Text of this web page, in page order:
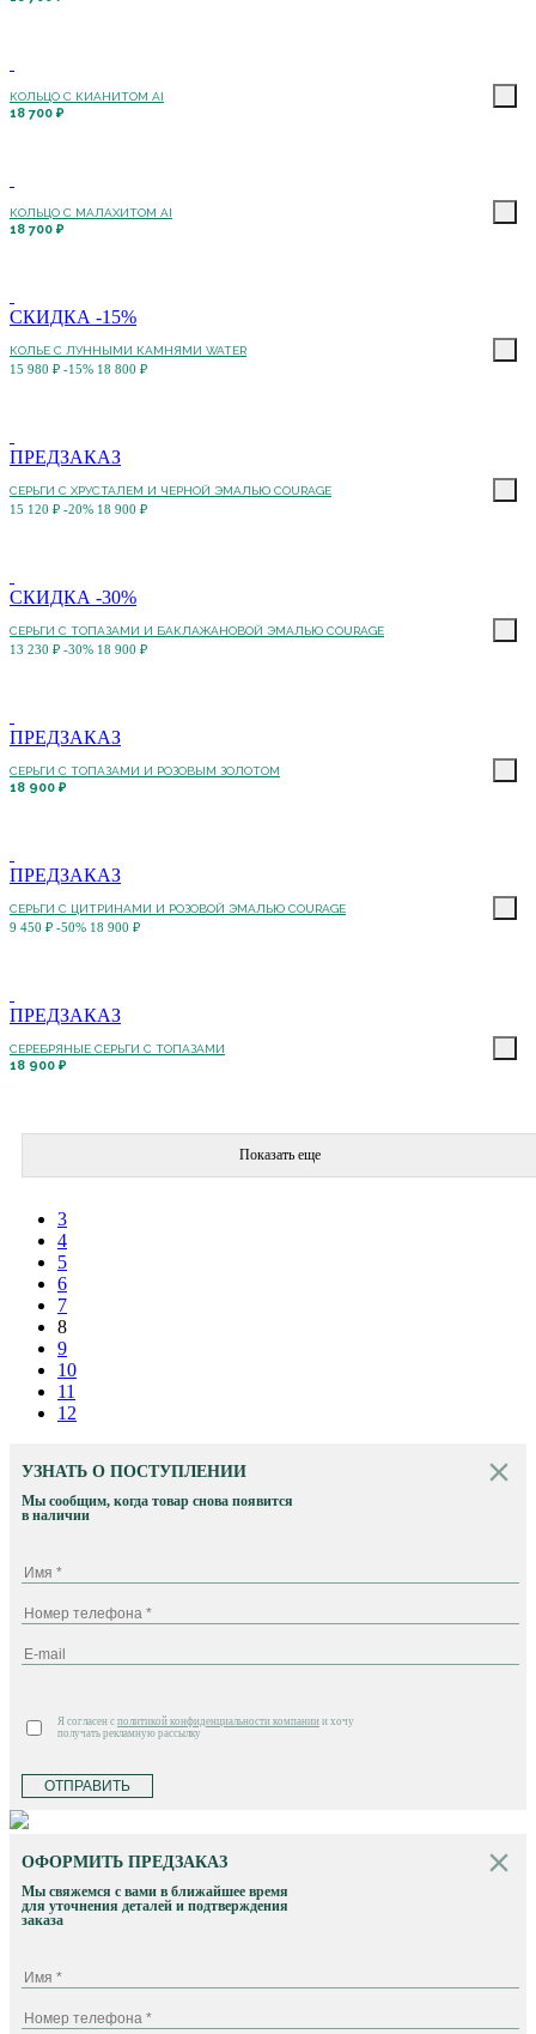
КОЛЬЦО С КИАНИТОМ AI
18 700 ₽
КОЛЬЦО С МАЛАХИТОМ AI
18 700 ₽
СКИДКА -15%
КОЛЬЕ С ЛУННЫМИ КАМНЯМИ WATER
15 980 ₽ -15% 18 800 ₽
ПРЕДЗАКАЗ
СЕРЬГИ С ХРУСТАЛЕМ И ЧЕРНОЙ ЭМАЛЬЮ COURAGE
15 120 ₽ -20% 18 900 ₽
СКИДКА -30%
СЕРЬГИ С ТОПАЗАМИ И БАКЛАЖАНОВОЙ ЭМАЛЬЮ COURAGE
13 230 ₽ -30% 18 900 ₽
ПРЕДЗАКАЗ
СЕРЬГИ С ТОПАЗАМИ И РОЗОВЫМ ЗОЛОТОМ
18 900 ₽
ПРЕДЗАКАЗ
СЕРЬГИ С ЦИТРИНАМИ И РОЗОВОЙ ЭМАЛЬЮ COURAGE
9 450 ₽ -50% 18 900 ₽
ПРЕДЗАКАЗ
СЕРЕБРЯНЫЕ СЕРЬГИ С ТОПАЗАМИ
18 900 ₽
Показать еще
3
4
5
6
7
8
9
10
11
12
УЗНАТЬ О ПОСТУПЛЕНИИ
Мы сообщим, когда товар снова появится
в наличии
Я согласен с политикой конфиденциальности компании и хочу
получать рекламную рассылку
ОТПРАВИТЬ
ОФОРМИТЬ ПРЕДЗАКАЗ
Мы свяжемся с вами в ближайшее время
для уточнения деталей и подтверждения
заказа